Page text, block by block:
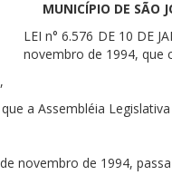
MUNICÍPIO DE SÃO
LEI n° 6.576 DE 10 DE
novembro de 1994, que
a Assembléia
novembro de 1994,